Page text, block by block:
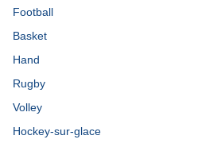
Football
Basket
Hand
Rugby
Volley
Hockey-sur-glace